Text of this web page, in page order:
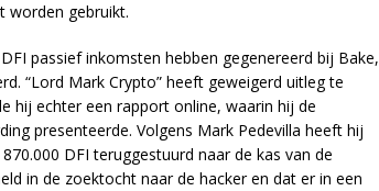
worden gebruikt.
passief inkomsten hebben gegenereerd bij Bake,
“Lord Mark Crypto” heeft geweigerd uitleg te
hij echter een rapport online, waarin hij de
presenteerde. Volgens Mark Pedevilla heeft hij
DFI teruggestuurd naar de kas van de
in de zoektocht naar de hacker en dat er in een